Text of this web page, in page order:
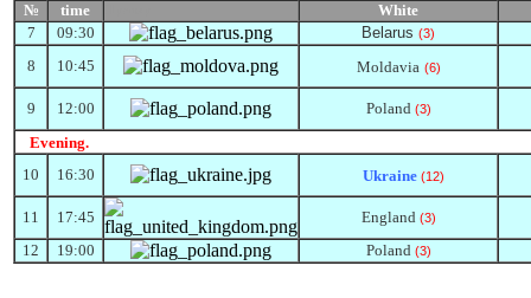
№ time
White
7
09:30 Belarus (3)
8 10:45 Moldavia (6)
9 12:00 Poland (3)
Еvening.
10
16:30 Ukraine (12)
11 17:45 England (3)
12 19:00 Poland (3)